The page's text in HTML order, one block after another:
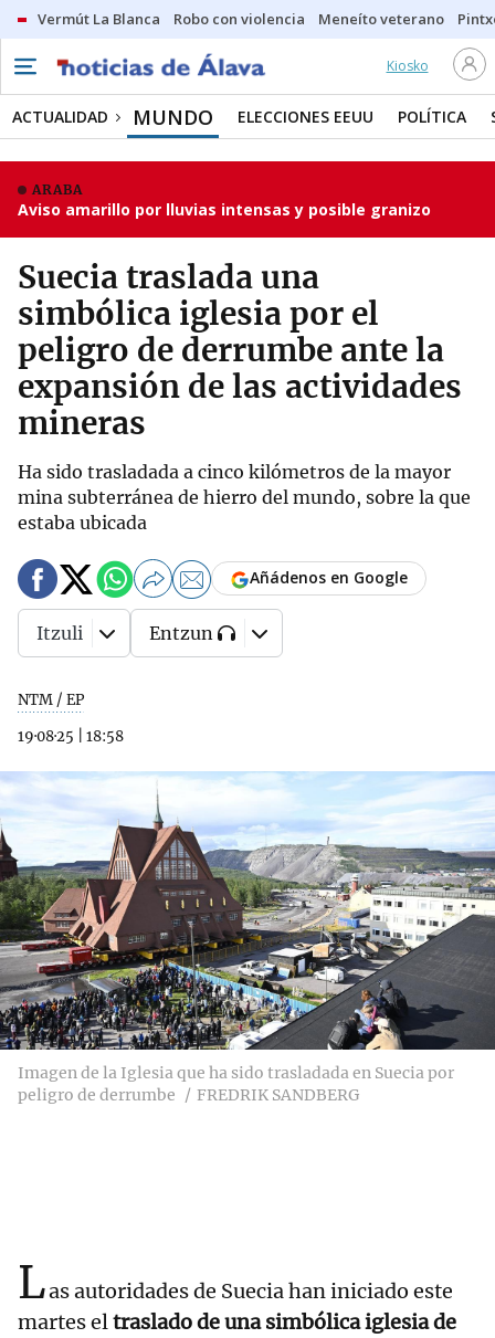
Vermút La Blanca Robo con violencia Meneíto veterano
Kiosko
ACTUALIDAD MUNDO ELECCIONES EEUU POLÍTICA
ARABA
Aviso amarillo por lluvias intensas y posible granizo
Suecia traslada una
simbólica iglesia por el
peligro de derrumbe ante la
expansión de las actividades
mineras
Ha sido trasladada a cinco kilómetros de la mayor
mina subterránea de hierro del mundo, sobre la que
estaba ubicada
NTM / EP
19·08·25
18:58
Añádenos en Google
Itzuli Entzun
Imagen de la Iglesia que ha sido trasladada en Suecia por
peligro de derrumbe
FREDRIK SANDBERG
Las autoridades de Suecia han iniciado este
martes eltraslado de una simbólica iglesia de